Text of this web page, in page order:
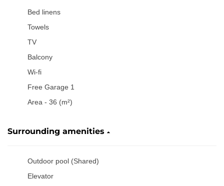
Bed linens
Towels
TV
Balcony
Wi-fi
Free Garage 1
Area - 36 (m²)
Surrounding amenities
Outdoor pool (Shared)
Elevator